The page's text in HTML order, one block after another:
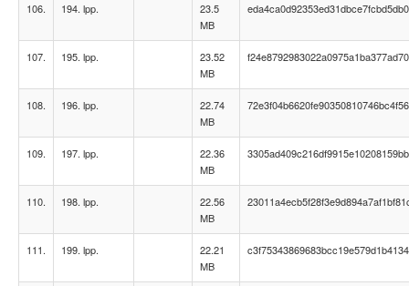
106. 194. lpp.
23.5
MB
107. 195. lpp.
23.52
MB
108. 196. lpp.
22.74
MB
109. 197. lpp.
22.36
MB
110. 198. lpp.
22.56
MB
111. 199. lpp.
22.21
MB